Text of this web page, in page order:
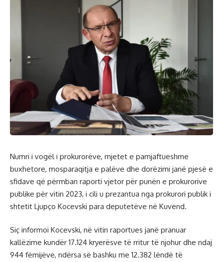
Numri i vogël i prokurorëve, mjetet e pamjaftueshme
buxhetore, mosparaqitja e palëve dhe dorëzimi janë pjesë e
sfidave që përmban raporti vjetor për punën e prokurorive
publike për vitin 2023, i cili u prezantua nga prokurori publik i
shtetit Ljupço Kocevski para deputetëve në Kuvend.
Siç informoi Kocevski, në vitin raportues janë pranuar
kallëzime kundër 17.124 kryerësve të rritur të njohur dhe ndaj
944 fëmijëve, ndërsa së bashku me 12.382 lëndë të